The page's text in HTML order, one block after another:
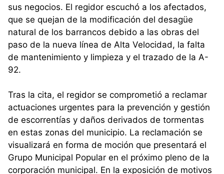
sus negocios. El regidor escuchó a los afectados,
que se quejan de la modificación del desagüe
natural de los barrancos debido a las obras del
paso de la nueva línea de Alta Velocidad, la falta
de mantenimiento y limpieza y el trazado de la A-
92.
Tras la cita, el regidor se comprometió a reclamar
actuaciones urgentes para la prevención y gestión
de escorrentías y daños derivados de tormentas
en estas zonas del municipio. La reclamación se
visualizará en forma de moción que presentará el
Grupo Municipal Popular en el próximo pleno de la
corporación municipal. En la exposición de motivos